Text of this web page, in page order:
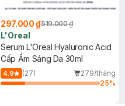
297.000 ₫519.000 ₫
L'Oreal
Serum L'Oreal Hyaluronic Acid
Cấp Ẩm Sáng Da 30ml
4.9 (27)
279/tháng
25%